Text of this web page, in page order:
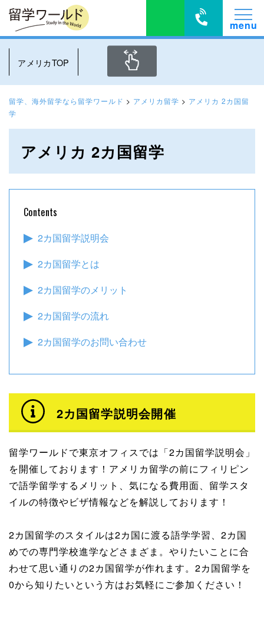
アメリカTOP
留学、海外留学なら留学ワールド > アメリカ留学 > アメリカ 2カ国留
学
アメリカ 2カ国留学
Contents
2カ国留学説明会
2カ国留学とは
2カ国留学のメリット
2カ国留学の流れ
2カ国留学のお問い合わせ
2カ国留学説明会開催
留学ワールドで東京オフィスでは「2カ国留学説明会」
を開催しております！アメリカ留学の前にフィリピン
で語学留学するメリット、気になる費用面、留学スタ
イルの特徴やビザ情報などを解説しております！
2カ国留学のスタイルは2カ国に渡る語学学習、2カ国
めでの専門学校進学などさまざま。やりたいことに合
わせて思い通りの2カ国留学が作れます。2カ国留学を
0から知りたいという方はお気軽にご参加ください！